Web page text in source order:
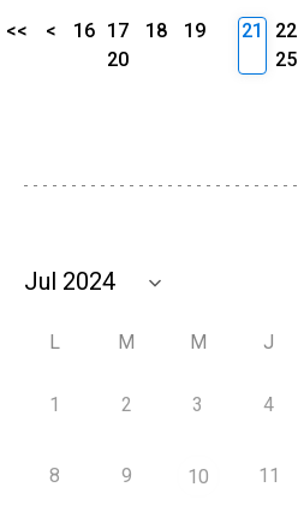
<< < 16 17 18
19
20
21 22
25
L M M J
1 2 3 4
8 9 10 11